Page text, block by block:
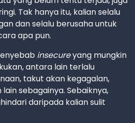
Tak hanya itu, kalian selalu
dan selalu berusaha untuk
apa pun.
insecureyang mungkin
antara lain terlalu
takut akan kegagalan,
sebagainya. Sebaiknya,
daripada kalian sulit